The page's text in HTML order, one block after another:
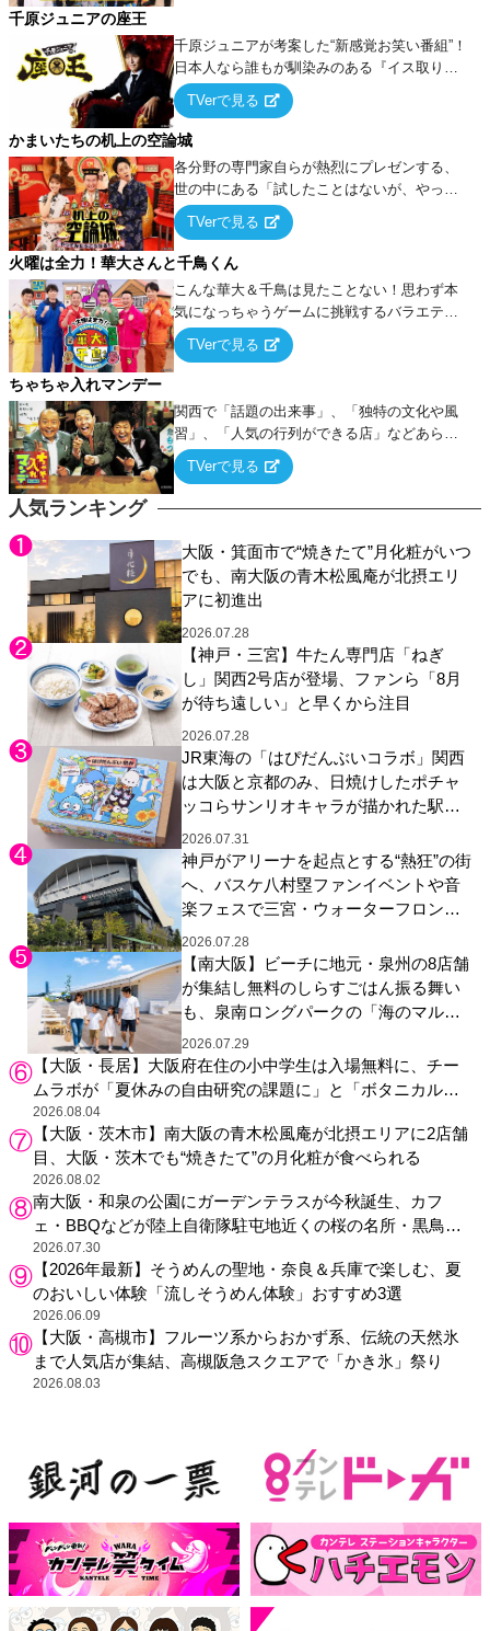
人気ランキング
大阪・箕面市で“焼きたて”月化粧がいつ
でも、南大阪の青木松風庵が北摂エリ
アに初進出
2026.07.28
【神戸・三宮】牛たん専門店「ねぎ
し」関西2号店が登場、ファンら「8月
が待ち遠しい」と早くから注目
2026.07.28
JR東海の「はぴだんぶいコラボ」関西
は大阪と京都のみ、日焼けしたポチャ
ッコらサンリオキャラが描かれた駅弁
やグッズが登場
2026.07.31
神戸がアリーナを起点とする“熱狂”の街
へ、バスケ八村塁ファンイベントや音
楽フェスで三宮・ウォーターフロント
を活性化
2026.07.28
【南大阪】ビーチに地元・泉州の8店舗
が集結し無料のしらすごはん振る舞い
も、泉南ロングパークの「海のマルシ
ェ」がリニューアル！
2026.07.29
【大阪・長居】大阪府在住の小中学生は入場無料に、チー
ムラボが「夏休みの自由研究の課題に」と「ボタニカルガ
ーデン 大阪」へ招待
2026.08.04
【大阪・茨木市】南大阪の青木松風庵が北摂エリアに2店舗
目、大阪・茨木でも“焼きたて”の月化粧が食べられる
2026.08.02
南大阪・和泉の公園にガーデンテラスが今秋誕生、カフ
ェ・BBQなどが陸上自衛隊駐屯地近くの桜の名所・黒鳥山
公園に
2026.07.30
【2026年最新】そうめんの聖地・奈良＆兵庫で楽しむ、夏
のおいしい体験「流しそうめん体験」おすすめ3選
2026.06.09
【大阪・高槻市】フルーツ系からおかず系、伝統の天然氷
まで人気店が集結、高槻阪急スクエアで「かき氷」祭り
2026.08.03
千原ジュニアの座王
千原ジュニアが考案した“新感覚お笑い番組”！
日本人なら誰もが馴染みのある『イス取りゲ
ーム』をベースに、大喜利・ギャグ・モノボ
ケ・歌…など様々なお題で芸人がショートネ
タを競い合う！
TVerで見る
かまいたちの机上の空論城
各分野の専門家自らが熱烈にプレゼンする、
世の中にある「試したことはないが、やって
みたらこうなる！…ハズ」という“机上の空
論”に若手芸人らがカラダを張って挑む！
TVerで見る
火曜は全力！華大さんと千鳥くん
こんな華大＆千鳥は見たことない！思わず本
気になっちゃうゲームに挑戦するバラエティ
ー！
TVerで見る
ちゃちゃ入れマンデー
関西で「話題の出来事」、「独特の文化や風
習」、「人気の行列ができる店」などあらゆ
るテーマについて好き放題にちゃちゃを入れ
ていく関西色を前面に押し出したトークバラ
TVerで見る